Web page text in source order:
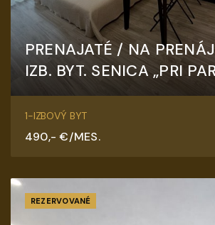
PRENAJATÉ / NA
IZB. BYT. SENICA „PRI
Senica
1-IZBOVÝ BYT
490,- €/MES.
REZERVOVANÉ